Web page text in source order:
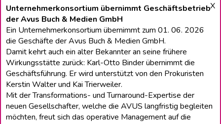
X
Unternehmerkonsortium übernimmt Geschäftsbetrieb
der Avus Buch & Medien GmbH
Ein Unternehmerkonsortium übernimmt zum 01. 06. 2026
die Geschäfte der Avus Buch & Medien GmbH.
Damit kehrt auch ein alter Bekannter an seine frühere
Wirkungsstätte zurück: Karl-Otto Binder übernimmt die
Geschäftsführung. Er wird unterstützt von den Prokuristen
Kerstin Walter und Kai Trierweiler.
Mit der Transformations- und Turnaround-Expertise der
neuen Gesellschafter, welche die AVUS langfristig begleiten
möchten, freut sich das operative Management auf die